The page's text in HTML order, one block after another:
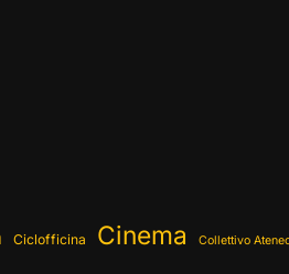
Ciclofficina Cinema Collettivo